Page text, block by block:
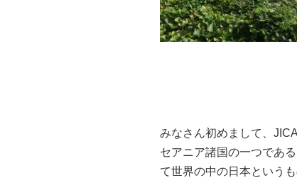
みなさん初めまして、
セアニア諸国の一つであ
て世界の中の日本という